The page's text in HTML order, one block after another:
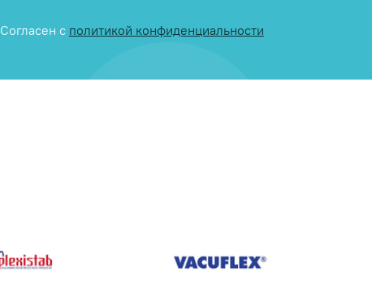
Согласен с политикой конфиденциальности